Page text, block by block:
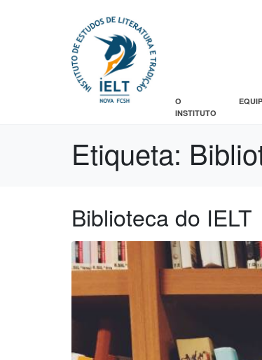
O
INSTITUTO
Etiqueta:
Biblioteca do IELT